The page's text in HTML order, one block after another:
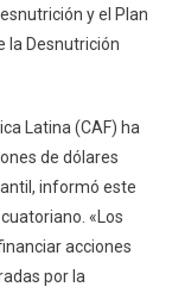
y el Plan
la Desnutrición
Latina (CAF) ha
de dólares
informó este
«Los
acciones
por la